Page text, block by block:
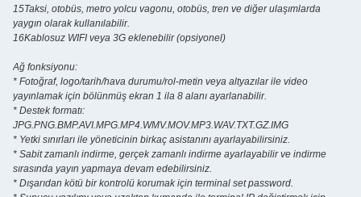
15Taksi, otobüs, metro yolcu vagonu, otobüs, tren ve diğer ulaşımlarda
yaygın olarak kullanılabilir.
16Kablosuz WIFI veya 3G eklenebilir (opsiyonel)
Ağ fonksiyonu:
* Fotoğraf, logo/tarih/hava durumu/rol-metin veya altyazılar ile video
yayınlamak için bölünmüş ekran 1 ila 8 alanı ayarlanabilir.
* Destek formatı:
JPG.PNG.BMP.AVI.MPG.MP4.WMV.MOV.MP3.WAV.TXT.GZ.IMG
* Yetki sınırları ile yöneticinin birkaç asistanını ayarlayabilirsiniz.
* Sabit zamanlı indirme, gerçek zamanlı indirme ayarlayabilir ve indirme
sırasında yayın yapmaya devam edebilirsiniz.
* Dışarıdan kötü bir kontrolü korumak için terminal set password.